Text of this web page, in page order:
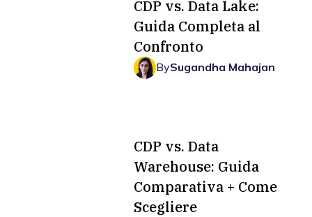
CDP vs. Data Lake:
Guida Completa al
Confronto
BySugandha Mahajan
CDP vs. Data
Warehouse: Guida
Comparativa + Come
Scegliere